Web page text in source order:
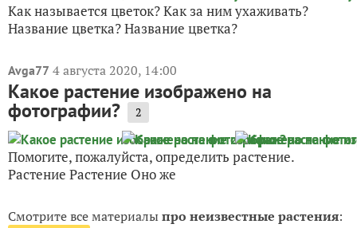
Как называется цветок? Как за ним ухаживать?
Название цветка? Название цветка?
Avga77 4 августа 2020, 14:00
Какое растение изображено на
фотографии? 2
Помогите, пожалуйста, определить растение.
Растение Растение Оно же
Смотрите все материалыпро неизвестные растения: